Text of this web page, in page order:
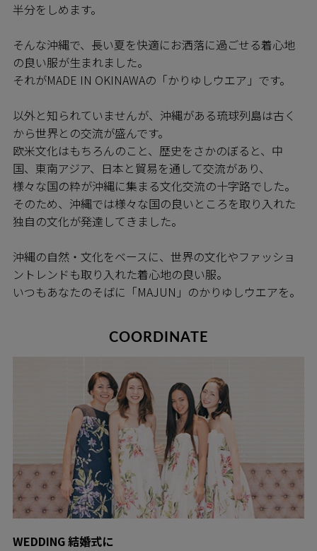
半分をしめます。
そんな沖縄で、長い夏を快適にお洒落に過ごせる着心地
の良い服が生まれました。
それがMADE IN OKINAWAの「かりゆしウエア」です。
以外と知られていませんが、沖縄がある琉球列島は古く
から世界との交流が盛んです。
欧米文化はもちろんのこと、歴史をさかのぼると、中
国、東南アジア、日本と貿易を通して交流があり、
様々な国の粋が沖縄に集まる文化交流の十字路でした。
そのため、沖縄では様々な国の良いところを取り入れた
独自の文化が発達してきました。
沖縄の自然・文化をベースに、世界の文化やファッショ
ントレンドも取り入れた着心地の良い服。
いつもあなたのそばに「MAJUN」のかりゆしウエアを。
COORDINATE
WEDDING 結婚式に